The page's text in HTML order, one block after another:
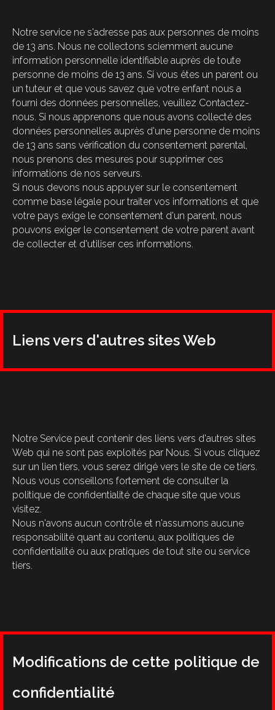
Notre service ne s'adresse pas aux personnes de moins
de 13 ans. Nous ne collectons sciemment aucune
information personnelle identifiable auprès de toute
personne de moins de 13 ans. Si vous êtes un parent ou
un tuteur et que vous savez que votre enfant nous a
fourni des données personnelles, veuillez Contactez-
nous. Si nous apprenons que nous avons collecté des
données personnelles auprès d'une personne de moins
de 13 ans sans vérification du consentement parental,
nous prenons des mesures pour supprimer ces
informations de nos serveurs.
Si nous devons nous appuyer sur le consentement
comme base légale pour traiter vos informations et que
votre pays exige le consentement d'un parent, nous
pouvons exiger le consentement de votre parent avant
de collecter et d'utiliser ces informations.
Liens vers d'autres sites Web
Notre Service peut contenir des liens vers d'autres sites
Web qui ne sont pas exploités par Nous. Si vous cliquez
sur un lien tiers, vous serez dirigé vers le site de ce tiers.
Nous vous conseillons fortement de consulter la
politique de confidentialité de chaque site que vous
visitez.
Nous n'avons aucun contrôle et n'assumons aucune
responsabilité quant au contenu, aux politiques de
confidentialité ou aux pratiques de tout site ou service
tiers.
Modifications de cette politique de
confidentialité